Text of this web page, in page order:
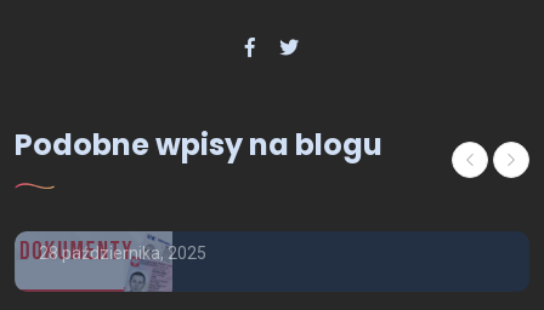
Podobne wpisy na blogu
osobisty, Kupie kolekcjonerskie
prawo jazdy, Kupie Paszport
kolekcjonerski
28 października, 2025